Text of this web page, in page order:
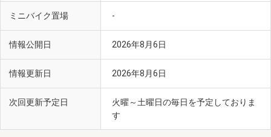
ミニバイク置場 -
情報公開日 2026年8月6日
情報更新日 2026年8月6日
次回更新予定日
火曜～土曜日の毎日を予定しておりま
す